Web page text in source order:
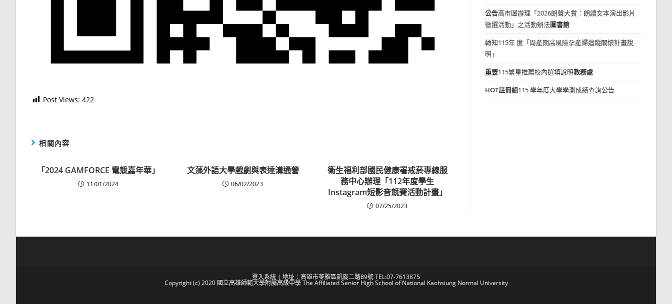
Post Views: 422
相關內容
「2024 GAMFORCE 電競嘉年華」
11/01/2024
文藻外語大學戲劇與表達溝通營
06/02/2023
衛生福利部國民健康署戒菸專線服
務中心辦理「112年度學生
Instagram短影音競賽活動計畫」
07/25/2023
公告高市圖辦理「2026朗聲大賞：朗讀文本演出影片
徵選活動」之活動辦法圖書館
轉知115年 度「周產期高風險孕產婦追蹤關懷計畫說
明」
重要115繁星推薦校內選填說明教務處
HOT註冊組115 學年度大學學測成績查詢公告
登入系統 | 地址：高雄市苓雅區凱旋二路89號 TEL:07-7613875
Copyright (c) 2020 國立高雄師範大學附屬高級中學 The Affiliated Senior High School of National Kaohsiung Normal University